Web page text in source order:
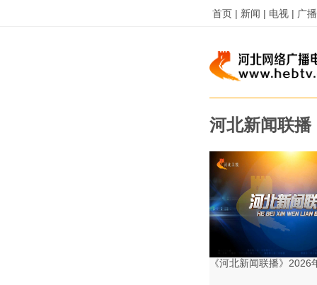
首页 | 新闻 | 电视 | 广
河北新闻联播
《河北新闻联播》2026